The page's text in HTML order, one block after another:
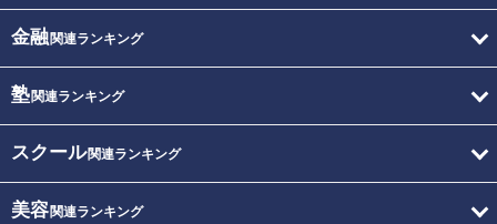
金融関連ランキング
塾関連ランキング
スクール関連ランキング
美容関連ランキング